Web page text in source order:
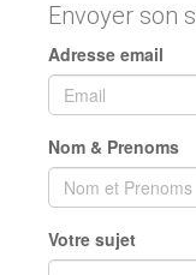
Envoyer son
Adresse email
Nom & Prenoms
Votre sujet